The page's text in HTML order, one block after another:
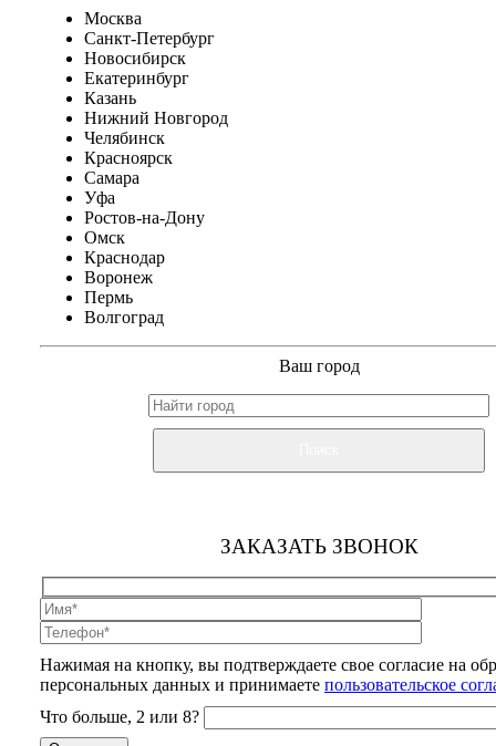
Москва
Санкт-Петербург
Новосибирск
Екатеринбург
Казань
Нижний Новгород
Челябинск
Красноярск
Самара
Уфа
Ростов-на-Дону
Омск
Краснодар
Воронеж
Пермь
Волгоград
Ваш город
ЗАКАЗАТЬ ЗВОНОК
Нажимая на кнопку, вы подтверждаете свое согласие на
персональных данных и принимаете пользовательское
Что больше, 2 или 8?